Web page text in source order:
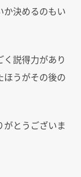
か決めるのもい
説得力があり
ほうがその後の
とうございま